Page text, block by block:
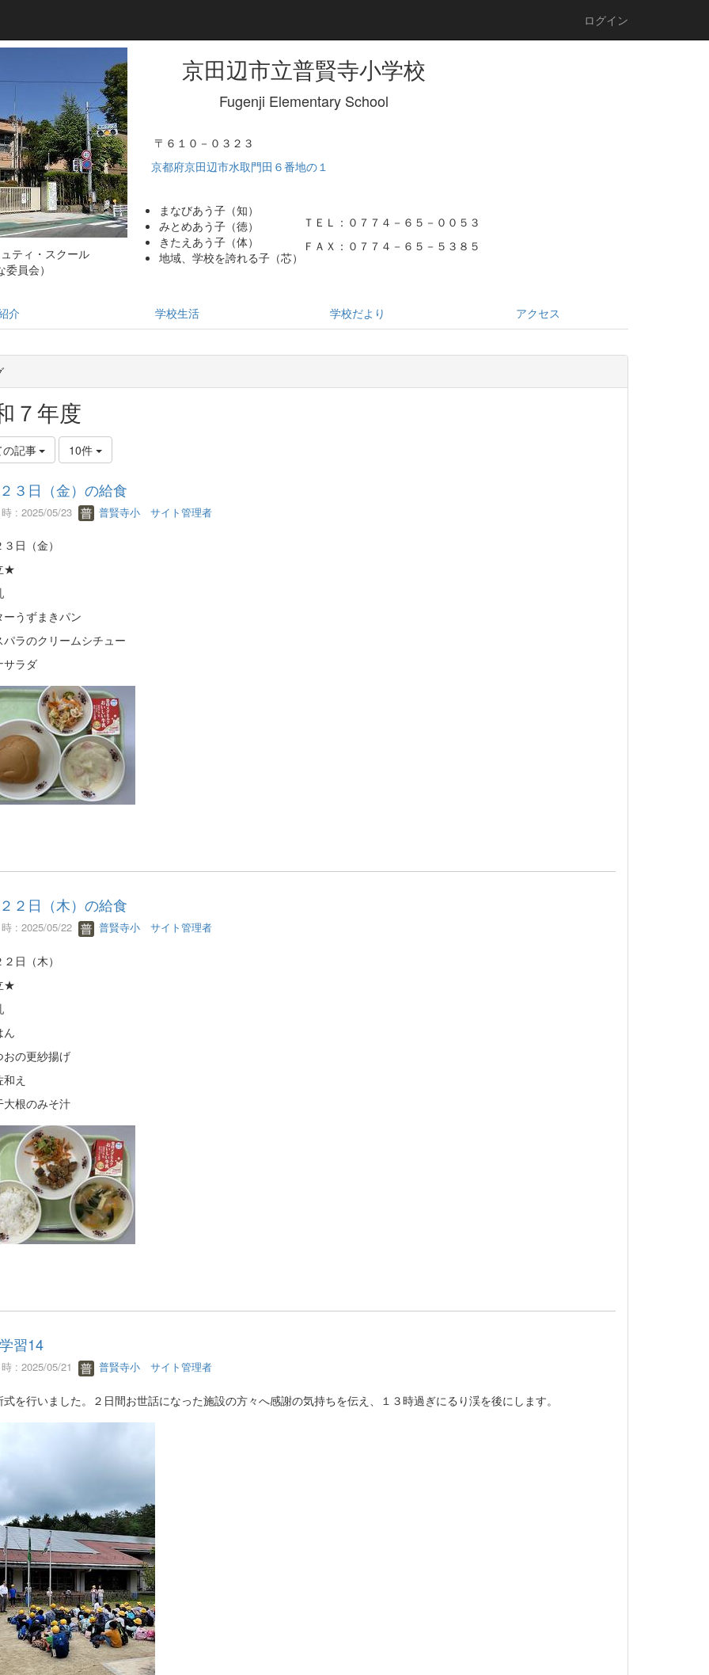
ログイン
ティ・スクール
員会）
京田辺市立普賢寺小学校
Fugenji Elementary School
〒６１０－０３２３
京都府京田辺市水取門田６番地の１
まなびあう子（知）
みとめあう子（徳）
きたえあう子（体）
地域、学校を誇れる子（芯）
ＴＥＬ：０７７４－６５－００５３
ＦＡＸ：０７７４－６５－５３８５
介 学校生活 学校だより アクセス
７年度
記事 10件
３日（金）の給食
: 2025/05/23 普賢寺小 サイト管理者
日（金）
★
ーうずまきパン
パラのクリームシチュー
サラダ
２日（木）の給食
: 2025/05/22 普賢寺小 サイト管理者
日（木）
★
ん
おの更紗揚げ
え
大根のみそ汁
習14
: 2025/05/21 普賢寺小 サイト管理者
を行いました。２日間お世話になった施設の方々へ感謝の気持ちを伝え、１３時過ぎにるり渓を後にします。